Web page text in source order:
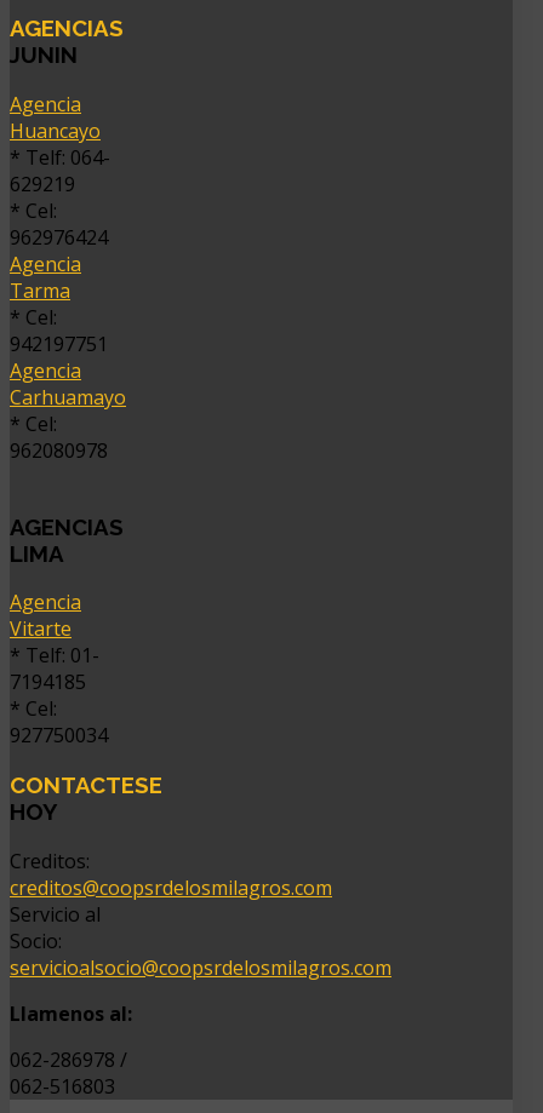
AGENCIAS
JUNIN
Agencia
Huancayo
* Telf: 064-
629219
* Cel:
962976424
Agencia
Tarma
* Cel:
942197751
Agencia
Carhuamayo
* Cel:
962080978
AGENCIAS
LIMA
Agencia
Vitarte
* Telf: 01-
7194185
* Cel:
927750034
CONTACTESE
HOY
Creditos:
creditos@coopsrdelosmilagros.com
Servicio al
Socio:
servicioalsocio@coopsrdelosmilagros.com
Llamenos al:
062-286978 /
062-516803